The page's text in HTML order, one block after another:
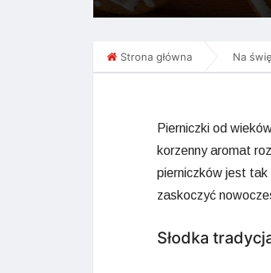
Strona główna Na
Pierniczki od
korzenny aromat
pierniczków jest
zaskoczyć
Słodka